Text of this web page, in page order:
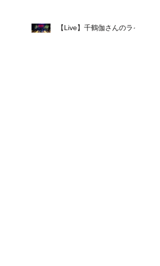
【Live】千鶴伽さんのライ